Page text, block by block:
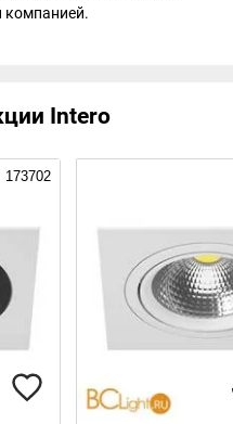
компанией.
Intero
173702